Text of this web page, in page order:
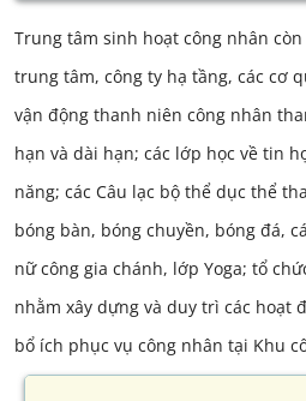
Trung tâm sinh hoạt công nhân
trung tâm, công ty hạ tầng, các cơ
vận động thanh niên công nhân
hạn và dài hạn; các lớp học về tin
năng; các Câu lạc bộ thể dục thể
bóng bàn, bóng chuyền, bóng đá,
nữ công gia chánh, lớp Yoga; tổ
nhằm xây dựng và duy trì các hoạt
bổ ích phục vụ công nhân tại Khu